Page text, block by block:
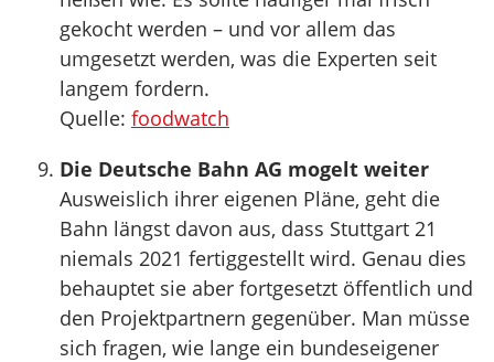
gekocht werden – und vor allem das
umgesetzt werden, was die Experten seit
langem fordern.
Quelle: foodwatch
Die Deutsche Bahn AG mogelt weiter
Ausweislich ihrer eigenen Pläne, geht die
Bahn längst davon aus, dass Stuttgart 21
niemals 2021 fertiggestellt wird. Genau dies
behauptet sie aber fortgesetzt öffentlich und
den Projektpartnern gegenüber. Man müsse
sich fragen, wie lange ein bundeseigener